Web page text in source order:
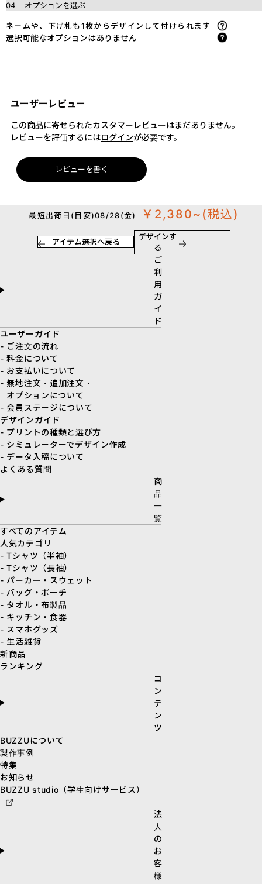
04 オプションを選ぶ
ネームや、下げ札も1枚からデザインして付けられます
選択可能なオプションはありません
ユーザーレビュー
この商品に寄せられたカスタマーレビューはまだありません。
レビューを評価するにはログインが必要です。
レビューを書く
最短出荷日(目安)08/28(金) ￥2,380~ (税込)
アイテム選択へ戻る
デザインす
る
ご
利
用
ガ
イ
ド
ユーザーガイド
- ご注文の流れ
- 料金について
- お支払いについて
- 無地注文・追加注文・
オプションについて
- 会員ステージについて
デザインガイド
- プリントの種類と選び方
- シミュレーターでデザイン作成
- データ入稿について
よくある質問
商
品
一
覧
すべてのアイテム
人気カテゴリ
- Tシャツ（半袖）
- Tシャツ（長袖）
- パーカー・スウェット
- バッグ・ポーチ
- タオル・布製品
- キッチン・食器
- スマホグッズ
- 生活雑貨
新商品
ランキング
コ
ン
テ
ン
ツ
BUZZUについて
製作事例
特集
お知らせ
BUZZU studio（学生向けサービス）
法
人
の
お
客
様